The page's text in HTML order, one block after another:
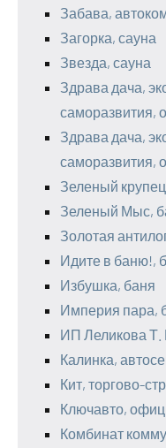
Забава,
Загорка, сауна
Звезда, сауна
Здрава дача,
саморазвития,
Здрава дача,
саморазвития,
Зеленый
Зеленый Мыс,
Золотая
Идите в баню!,
Избушка, баня
Империя пара,
ИП Леликова Т.
Калинка,
Кит, торгово-
Ключавто,
Комбинат